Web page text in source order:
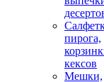
пирога,
кексов
Мешки,